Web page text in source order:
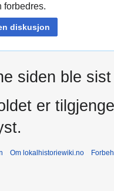
forbedres.
diskusjon
siden ble
er
Om lokalhistoriewiki.no